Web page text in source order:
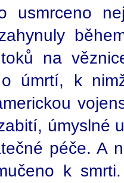
usmrceno
na
úmrtí, k
úmyslné
péče. A
k